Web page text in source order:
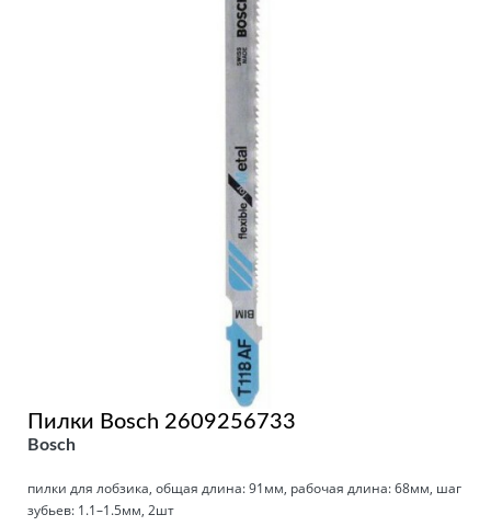
Пилки Bosch 2609256733
Bosch
пилки для лобзика, общая длина: 91мм, рабочая длина: 68мм, шаг
зубьев: 1.1–1.5мм, 2шт